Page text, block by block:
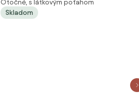
AURORA VELUR na čiernom tanieri -
tmavo šedé
Otočné, s látkovým poťahom
Skladom